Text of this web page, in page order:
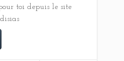
toi depuis le site